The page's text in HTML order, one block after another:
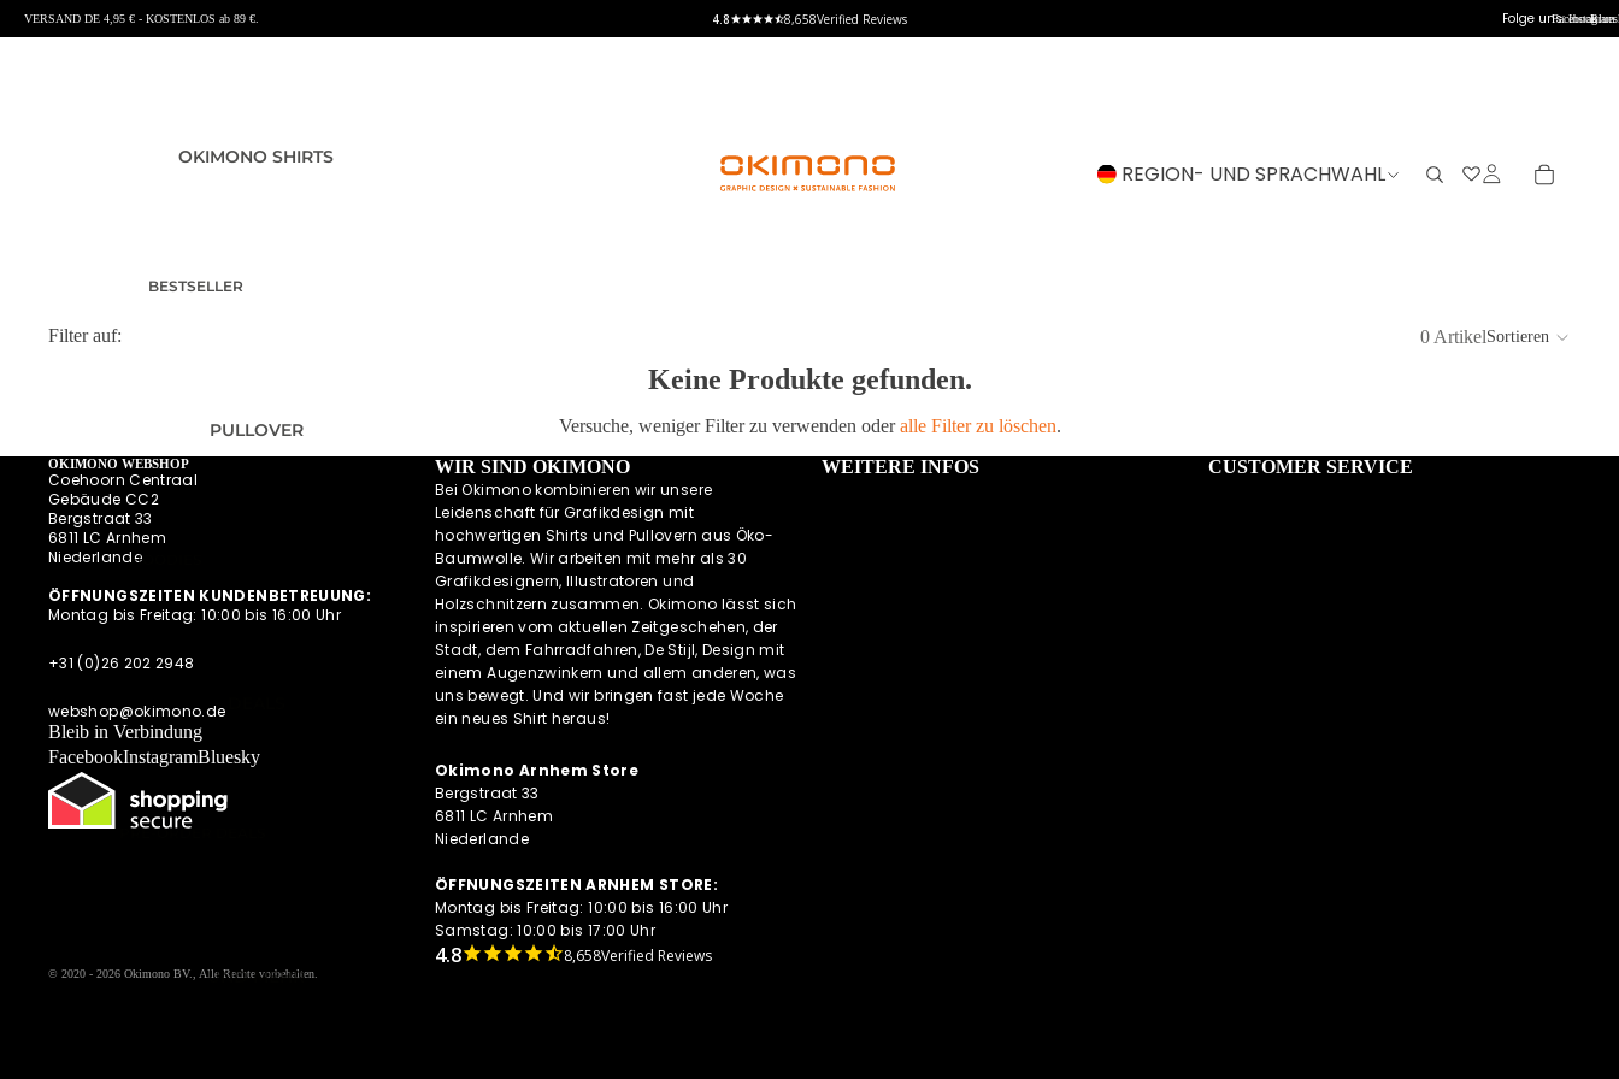
VERSAND DE 4,95 € - KOSTENLOS ab 89 €. 8,658Verified Reviews Folge uns:Facebook
Instagram
OKIMONO SHIRTS
BESTSELLER
SUMMER SHIRTS
POLOSHIRTS
DIESE WOCHE NEU
AKTUELLE TRENDS
PULLOVER
HOODIES
SWEATESHIRTS
JACKEN
HOODIES MIT
LONGSLEEVES
PRE-ORDER DEALS
UND MEHR
REGION- UND SPRACHWAHL
Filter auf: 0 ArtikelSortieren
Keine Produkte gefunden.
Versuche, weniger Filter zu verwenden oderalle Filter zu löschen.
OKIMONO WEBSHOP
Coehoorn Centraal
Gebäude CC2
Bergstraat 33
6811 LC Arnhem
Niederlande
ÖFFNUNGSZEITEN KUNDENBETREUUNG:
Montag bis Freitag: 10:00 bis 16:00 Uhr
+31 (0)26 202 2948
webshop@okimono.de
Bleib in Verbindung
FacebookInstagramBluesky
WIR SIND OKIMONO
Bei Okimono kombinieren wir unsere
Leidenschaft für Grafikdesign mit
hochwertigen Shirts und Pullovern aus Öko-
Baumwolle. Wir arbeiten mit mehr als 30
Grafikdesignern, Illustratoren und
Holzschnitzern zusammen. Okimono lässt sich
inspirieren vom aktuellen Zeitgeschehen, der
Stadt, dem Fahrradfahren, De Stijl, Design mit
einem Augenzwinkern und allem anderen, was
uns bewegt. Und wir bringen fast jede Woche
ein neues Shirt heraus!
Okimono Arnhem Store
Bergstraat 33
6811 LC Arnhem
Niederlande
ÖFFNUNGSZEITEN ARNHEM STORE:
Montag bis Freitag: 10:00 bis 16:00 Uhr
Samstag: 10:00 bis 17:00 Uhr
8,658Verified Reviews
WEITERE INFOS CUSTOMER SERVICE
© 2020 - 2026 Okimono BV. , Alle Rechte vorbehalten.